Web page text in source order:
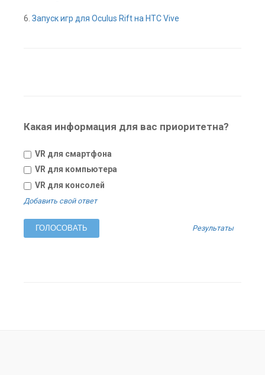
6. Запуск игр для Oculus Rift на HTC Vive
Какая информация для вас приоритетна?
VR для смартфона
VR для компьютера
VR для консолей
Добавить свой ответ
Результаты